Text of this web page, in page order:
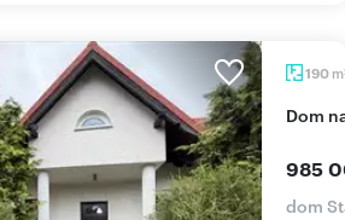
190 m
dom
985
dom